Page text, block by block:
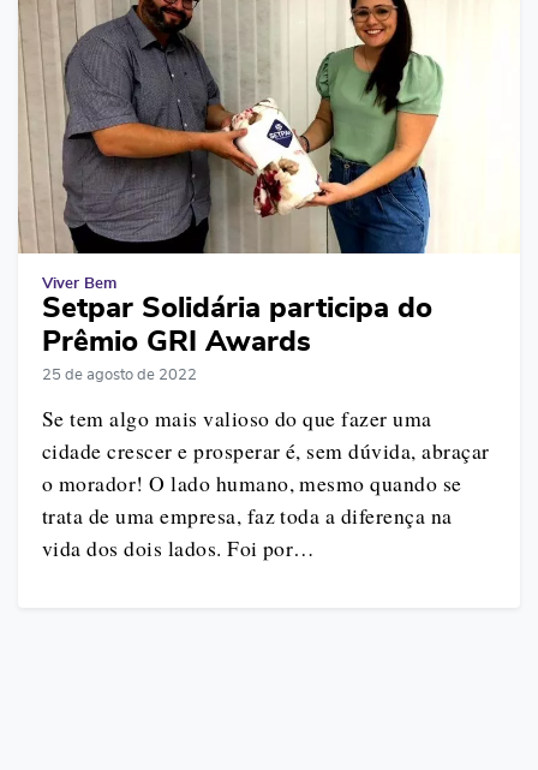
Viver Bem
Setpar Solidária participa do
Prêmio GRI Awards
25 de agosto de 2022
Se tem algo mais valioso do que fazer uma
cidade crescer e prosperar é, sem dúvida, abraçar
o morador! O lado humano, mesmo quando se
trata de uma empresa, faz toda a diferença na
vida dos dois lados. Foi por…